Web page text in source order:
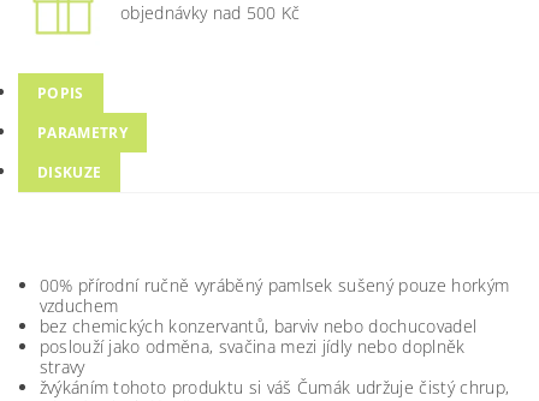
objednávky nad 500 Kč
POPIS
PARAMETRY
DISKUZE
00% přírodní ručně vyráběný pamlsek sušený pouze horkým
vzduchem
bez chemických konzervantů, barviv nebo dochucovadel
poslouží jako odměna, svačina mezi jídly nebo doplněk
stravy
žvýkáním tohoto produktu si váš Čumák udržuje čistý chrup,